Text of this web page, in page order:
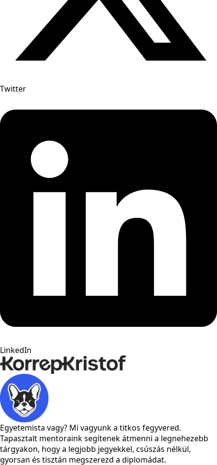
Twitter
LinkedIn
Egyetemista vagy? Mi vagyunk a titkos fegyvered.
Tapasztalt mentoraink segítenek átmenni a legnehezebb
tárgyakon, hogy a legjobb jegyekkel, csúszás nélkül,
gyorsan és tisztán megszerezd a diplomádat.